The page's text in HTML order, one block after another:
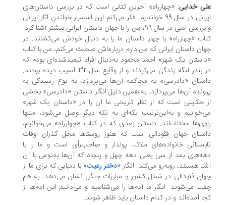
خدایی : «چهارراه» آخرین کتابی است که در بررسی‌ داستان‌‌های
ایرانی در سال 99 خواندیم. فکر می‌کنم این استمرار خواندنِ آثار ایرانی
و بررسی ادبی در سال 99، من را با جهان داستان ایرانی بیشتر آشنا کرد.
«چهارراه» با چهار داستان ما را به دنبال خودش می‌کشاند. در
داستان ایرانی که من دارم درباره‌اش صحبت می‌کنم، من با کتاب
یک شهر» احمد محمود به‌دنبال افراد تبعیدشده‌ای بودم که
در بندر لنگه زندگی می‌کردند و از وقایع سال 32 آسیب دیده بودند.
«دادرسی» به محاکمه آن‌ها می‌پردازد، به نوع رسیدگی به
آن‌ها می‌پردازد. به همین دلیل انگار داستان «دادرسی» بخشی
حکایتی است که از نظر تاریخی ما آن را در «داستان یک شهر»
و به‌این‌ترتیب تکه‌ای به تکه دیگر وصل می‌شود، منتها
مختلف‌اند. داستان بعدی که در کتاب «چهارراه» می‌خوانیم،
جهان فئودالی است که هنوز روستاها محل گذران اوقات
خانواده‌های ملاک، پولدار و صاحب‌رأی است و ما را با
بعد از سی یعنی دهه چهل و پنجاه که آن‌ها به‌نوعی با آن
هستند، ‌روبه‌رو می‌کند. انگار « دختر رعیت» با دنیایی که برای ما از
فئودالی در شمال کشور و مبارزات جنگل نشان می‌دهد، به هم
می‌شوند. انگار ما آدم‌ها را می‌شناسیم و می‌دانیم این آدم‌ها از
آمده‌اند و در کدام داستان باید ظاهر شوند.